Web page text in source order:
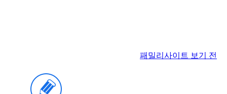
패밀리사이트 보기 전